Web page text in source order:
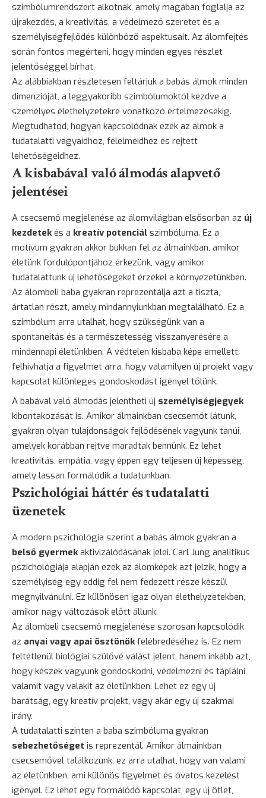
szimbólumrendszert alkotnak, amely magában foglalja az
újrakezdés, a kreativitás, a védelmező szeretet és a
személyiségfejlődés különböző aspektusait. Az álomfejtés
során fontos megérteni, hogy minden egyes részlet
jelentőséggel bírhat.
Az alábbiakban részletesen feltárjuk a babás álmok minden
dimenzióját, a leggyakoribb szimbólumoktól kezdve a
személyes élethelyzetekre vonatkozó értelmezésekig.
Megtudhatod, hogyan kapcsolódnak ezek az álmok a
tudatalatti vágyaidhoz, félelmeidhez és rejtett
lehetőségeidhez.
A kisbabával való álmodás alapvető
jelentései
A csecsemő megjelenése az álomvilágban elsősorban az új
kezdetekés a kreatív potenciál szimbóluma. Ez a
motívum gyakran akkor bukkan fel az álmainkban, amikor
életünk fordulópontjához érkezünk, vagy amikor
tudatalattunk új lehetőségeket érzékel a környezetünkben.
Az álombeli baba gyakran reprezentálja azt a tiszta,
ártatlan részt, amely mindannyiunkban megtalálható. Ez a
szimbólum arra utalhat, hogy szükségünk van a
spontaneitás és a természetesség visszanyerésére a
mindennapi életünkben. A védtelen kisbaba képe emellett
felhívhatja a figyelmet arra, hogy valamilyen új projekt vagy
kapcsolat különleges gondoskodást igényel tőlünk.
A babával való álmodás jelentheti új személyiségjegyek
kibontakozását is. Amikor álmainkban csecsemőt látunk,
gyakran olyan tulajdonságok fejlődésének vagyunk tanúi,
amelyek korábban rejtve maradtak bennünk. Ez lehet
kreativitás, empátia, vagy éppen egy teljesen új képesség,
amely lassan formálódik a tudatunkban.
Pszichológiai háttér és tudatalatti
üzenetek
A modern pszichológia szerint a babás álmok gyakran a
belső gyermekaktivizálódásának jelei. Carl Jung analitikus
pszichológiája alapján ezek az álomképek azt jelzik, hogy a
személyiség egy eddig fel nem fedezett része készül
megnyilvánulni. Ez különösen igaz olyan élethelyzetekben,
amikor nagy változások előtt állunk.
Az álombeli csecsemő megjelenése szorosan kapcsolódik
az anyai vagy apai ösztönökfelébredéséhez is. Ez nem
feltétlenül biológiai szülővé válást jelent, hanem inkább azt,
hogy készek vagyunk gondoskodni, védelmezni és táplálni
valamit vagy valakit az életünkben. Lehet ez egy új
barátság, egy kreatív projekt, vagy akár egy új szakmai
irány.
A tudatalatti szinten a baba szimbóluma gyakran
sebezhetőséget is reprezentál. Amikor álmainkban
csecsemővel találkozunk, ez arra utalhat, hogy van valami
az életünkben, ami különös figyelmet és óvatos kezelést
igényel. Ez lehet egy formálódó kapcsolat, egy új ötlet,